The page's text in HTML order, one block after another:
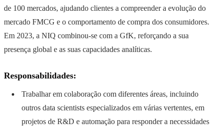
de 100 mercados, ajudando clientes a compreender a evolução do
mercado FMCG e o comportamento de compra dos consumidores.
Em 2023, a NIQ combinou-se com a GfK, reforçando a sua
presença global e as suas capacidades analíticas.
Responsabilidades:
Trabalhar em colaboração com diferentes áreas, incluindo
outros data scientists especializados em várias vertentes, em
projetos de R&D e automação para responder a necessidades